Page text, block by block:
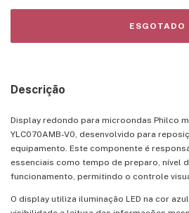
Descrição
Display redondo para microondas Philco
YLC070AMB-V0, desenvolvido para
equipamento. Este componente é
essenciais como tempo de preparo, nível
funcionamento, permitindo o controle
O display utiliza iluminação LED na cor